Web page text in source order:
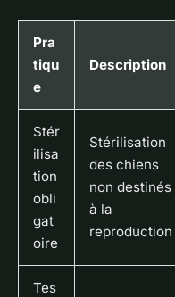
Pra
tiqu
e
Description
Stér
ilisa
tion
obli
gat
oire
Stérilisation
des chiens
non destinés
à la
reproduction
Tes